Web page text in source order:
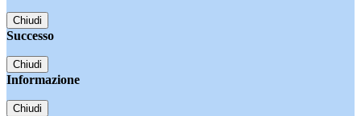
Chiudi
Successo
Chiudi
Informazione
Chiudi